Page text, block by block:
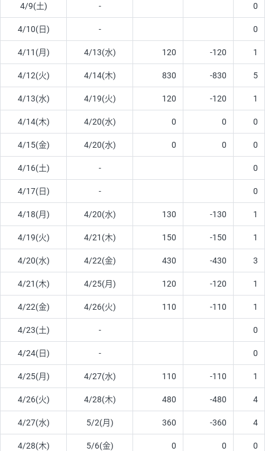
4/9(土) - 0
4/10(日) - 0
4/11(月) 4/13(水) 120 -120 1
4/12(火) 4/14(木) 830 -830 5
4/13(水) 4/19(火) 120 -120 1
4/14(木) 4/20(水) 0 0 0
4/15(金) 4/20(水) 0 0 0
4/16(土) - 0
4/17(日) - 0
4/18(月) 4/20(水) 130 -130 1
4/19(火) 4/21(木) 150 -150 1
4/20(水) 4/22(金) 430 -430 3
4/21(木) 4/25(月) 120 -120 1
4/22(金) 4/26(火) 110 -110 1
4/23(土) - 0
4/24(日) - 0
4/25(月) 4/27(水) 110 -110 1
4/26(火) 4/28(木) 480 -480 4
4/27(水) 5/2(月) 360 -360 4
4/28(木) 5/6(金) 0 0 0